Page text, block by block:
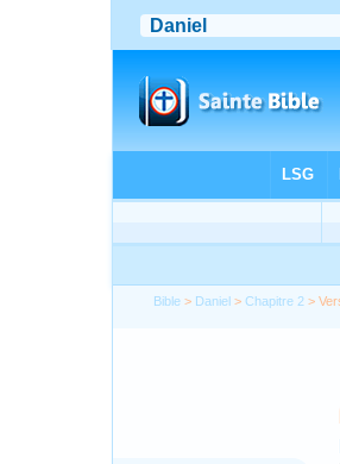
Bible > Daniel >Chapitre 2 >